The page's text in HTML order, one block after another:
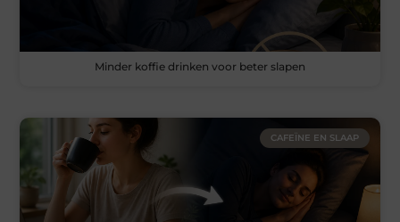
Minder koffie drinken voor beter slapen
CAFEÏNE EN SLAAP